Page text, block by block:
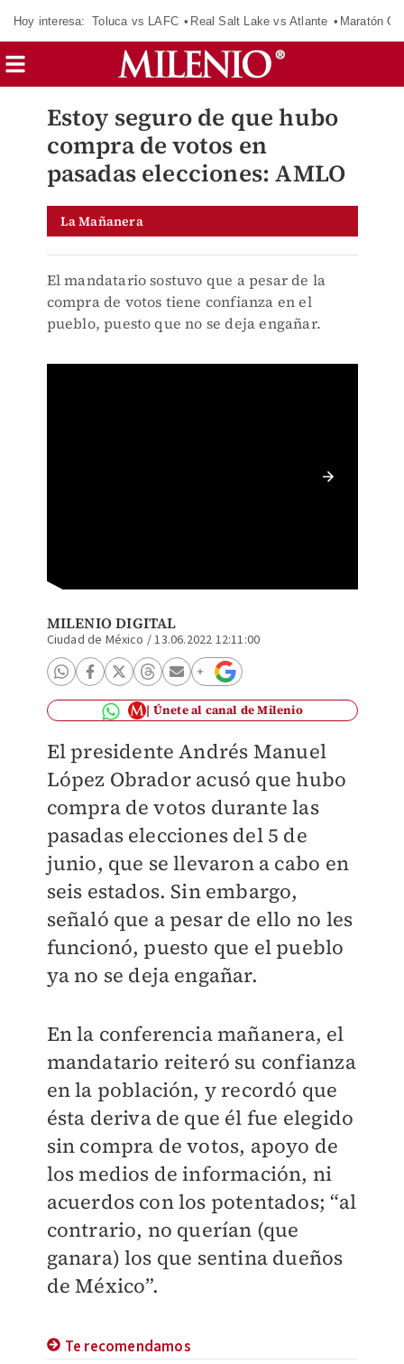
Hoy interesa: Toluca vs LAFC Real Salt Lake vs Atlante Maratón
Estoy seguro de que hubo
compra de votos en
pasadas elecciones: AMLO
La Mañanera
El mandatario sostuvo que a pesar de la
compra de votos tiene confianza en el
pueblo, puesto que no se deja engañar.
MILENIO DIGITAL
Ciudad de México /13.06.2022 12:11:00
Únete al canal de Milenio
El presidente Andrés Manuel
López Obrador acusó que hubo
compra de votos durante las
pasadas elecciones del 5 de
junio, que se llevaron a cabo en
seis estados. Sin embargo,
señaló que a pesar de ello no les
funcionó, puesto que el pueblo
ya no se deja engañar.
En la conferencia mañanera, el
mandatario reiteró su confianza
en la población, y recordó que
ésta deriva de que él fue elegido
sin compra de votos, apoyo de
los medios de información, ni
acuerdos con los potentados; “al
contrario, no querían (que
ganara) los que sentina dueños
de México”.
Te recomendamos